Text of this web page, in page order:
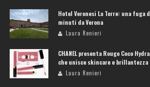
Hotel Veronesi La Torre: una fuga
minuti da Verona
Laura Renieri
CHANEL presenta Rouge Coco
che unisce skincare e
Laura Renieri